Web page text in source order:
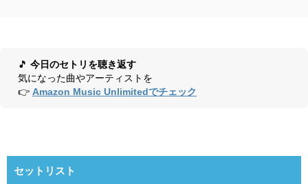
🎵 今日のセトリを聴き返す
気になった曲やアーティストを
👉 Amazon Music Unlimitedでチェック
セットリスト